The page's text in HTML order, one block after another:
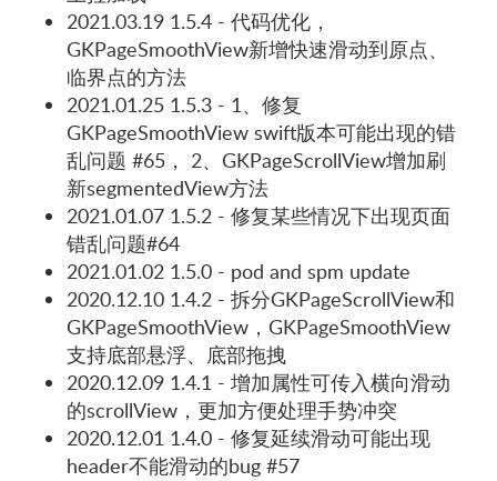
2021.03.19 1.5.4 - 代码优化，
GKPageSmoothView新增快速滑动到原点、
临界点的方法
2021.01.25 1.5.3 - 1、修复
GKPageSmoothView swift版本可能出现的错
乱问题 #65， 2、GKPageScrollView增加刷
新segmentedView方法
2021.01.07 1.5.2 - 修复某些情况下出现页面
错乱问题#64
2021.01.02 1.5.0 - pod and spm update
2020.12.10 1.4.2 - 拆分GKPageScrollView和
GKPageSmoothView，GKPageSmoothView
支持底部悬浮、底部拖拽
2020.12.09 1.4.1 - 增加属性可传入横向滑动
的scrollView，更加方便处理手势冲突
2020.12.01 1.4.0 - 修复延续滑动可能出现
header不能滑动的bug #57